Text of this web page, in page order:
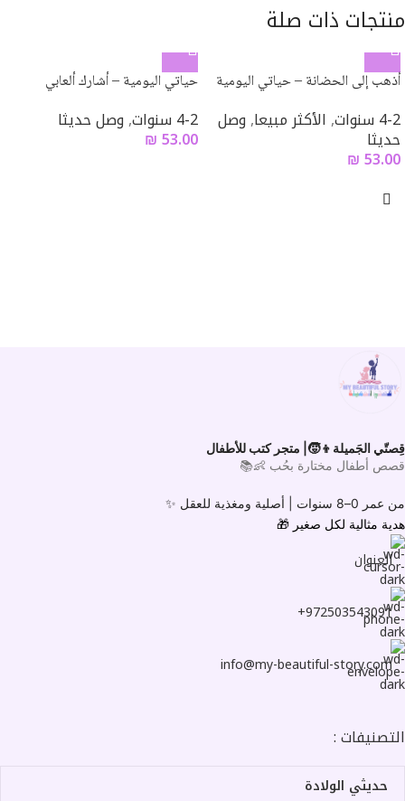
منتجات ذات صلة
أذهب إلى الحضانة – حياتي اليومية
4-2 سنوات , الأكثر مبيعا,وصل
حديثا
₪53.00
حياتي اليومية – أشارك ألعابي
4-2 سنوات ,وصل حديثا
₪53.00
قِصتّي الجَميلة👦🧒| متجر كتب للأطفال
قصص أطفال مختارة بحُب 👶📚
من عمر 0–8 سنوات |
أصلية ومغذية للعقل ✨
هدية مثالية لكل صغير 🎁
العنوان
972503543091+
info@my-beautiful-story.com
التصنيفات :
حديثي الولادة